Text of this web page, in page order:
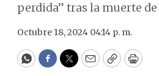
perdida” tras la muerte de
Octubre 18, 2024 04:14 p. m.
WhatsApp
Facebook
Twitter
EmailCopyPrint